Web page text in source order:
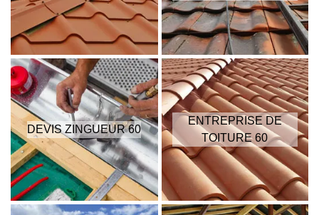
DEVIS ZINGUEUR 60
ENTREPRISE DE
TOITURE 60